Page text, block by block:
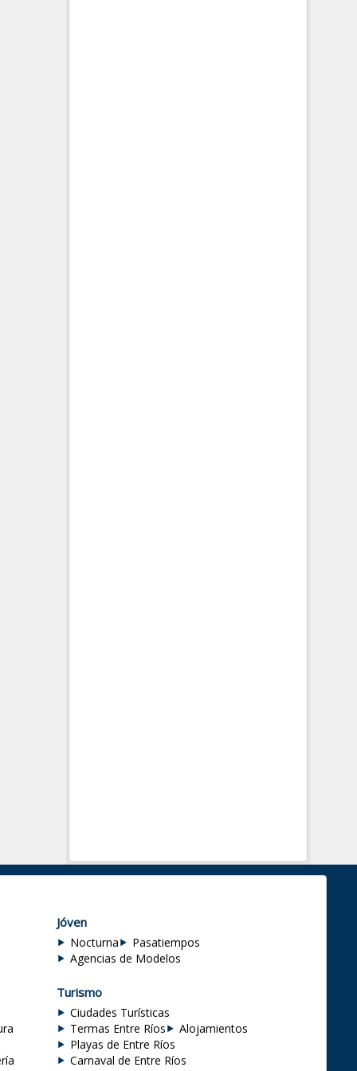
Jóven
Nocturna
Pasatiempos
Agencias de Modelos
Turismo
Ciudades Turísticas
Termas Entre Ríos
Alojamientos
Playas de Entre Ríos
Carnaval de Entre Ríos